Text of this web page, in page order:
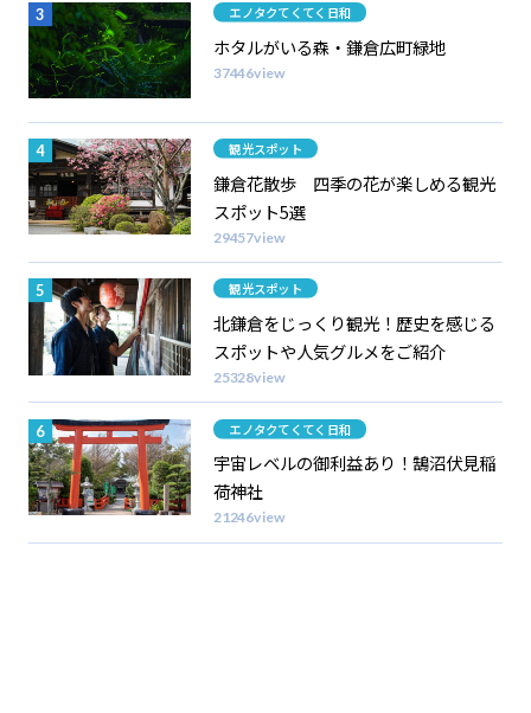
ホタルがいる森・鎌倉広町緑地
37446view
カテゴリー
エノタクてくてく日和
鎌倉花散歩 四季の花が楽しめる観光
スポット5選
29457view
カテゴリー
観光スポット
北鎌倉をじっくり観光！歴史を感じる
スポットや人気グルメをご紹介
25328view
カテゴリー
観光スポット
宇宙レベルの御利益あり！鵠沼伏見稲
荷神社
21246view
カテゴリー
エノタクてくてく日和